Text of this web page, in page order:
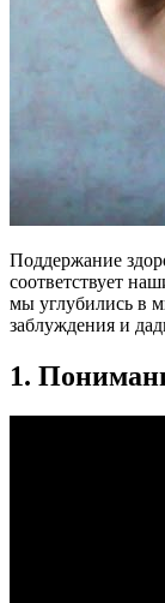
Поддержание
соответствует
мы углубились в
заблуждения и
1.